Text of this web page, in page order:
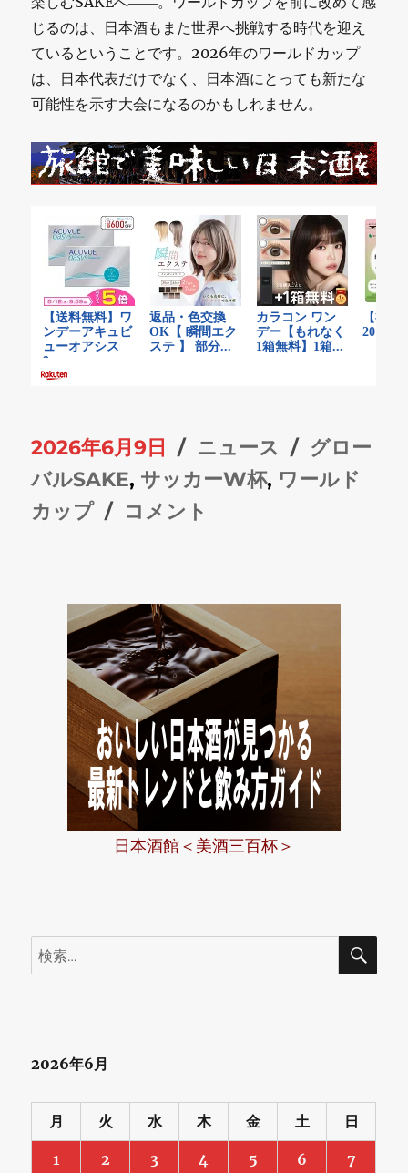
じるのは、日本酒もまた世界へ挑戦する時代を迎え
ているということです。2026年のワールドカップ
は、日本代表だけでなく、日本酒にとっても新たな
可能性を示す大会になるのかもしれません。
投
稿
日:
2026年6月9日
カ
テ
ゴ
ニュース
タ
グ
グロー
バルSAKE, サッカーW杯, ワールド
カップ
サ
ー
W
杯
は
日
本
酒
に
と
～
コメント
日本酒館＜美酒三百杯＞
検
索:
検
2026年6月
月 火 水 木 金 土 日
1 2 3 4 5 6 7